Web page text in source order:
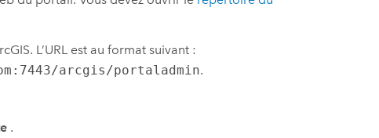
L’URL est au format suivant :
arcgis/portaladmin.
.